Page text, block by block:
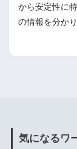
から安定性に
の情報を分か
気になるワ